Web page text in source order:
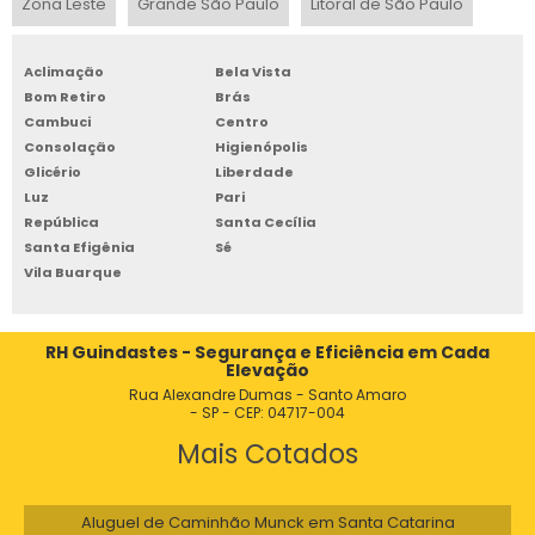
GRUA GUINCHO PARA TRANSPORTE VERTICAL
GRUA GUINDASTE
GRUA GUINDASTE PREÇO
GRUA HIDRAULICA
GRUA INDUSTRIAL
GRUA LOCAÇÃO
GRUA LUFFING COM CABINE INOVADORA
GRUA LUFFING PARA MOVIMENTAÇÃO
Aclimação
Bela Vista
Bom Retiro
Brás
Cambuci
Centro
Consolação
Higienópolis
Glicério
Liberdade
Luz
Pari
República
Santa Cecília
Santa Efigênia
Sé
Vila Buarque
RH Guindastes - Segurança e Eficiência em Cada
Elevação
Rua Alexandre Dumas - Santo Amaro
- SP - CEP: 04717-004
Mais Cotados
Aluguel de Caminhão Munck em Santa Catarina